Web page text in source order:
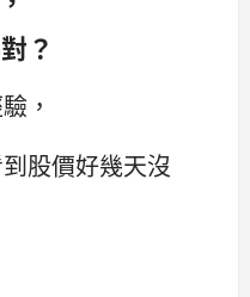
？
，
股價好幾天沒